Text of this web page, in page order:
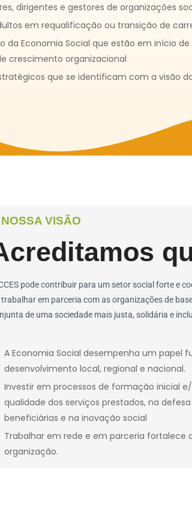
dirigentes e gestores de organizações
em requalificação ou transição de
da Economia Social que estão em início
crescimento organizacional
que se identificam com a visão do
VISÃO
pode contribuir para um setor social forte e
trabalhar em parceria com as organizações de
de uma sociedade mais justa, solidária e
A Economia Social desempenha um papel
desenvolvimento local, regional e nacional.
Investir em processos de formação inicial
qualidade dos serviços prestados, na
beneficiárias e na inovação social
Trabalhar em rede e em parceria fortalece
organização.